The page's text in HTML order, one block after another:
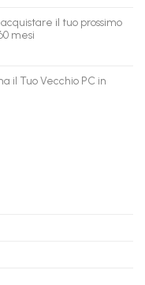
il tuo prossimo
mesi
il Tuo Vecchio PC in